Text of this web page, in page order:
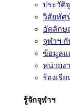
ประวัติ
วิสัยทัศ
อัตลักษ
จุฬาฯ
ข้อมูลแ
หน่วยง
ร้องเรี
รู้จักจุฬาฯ